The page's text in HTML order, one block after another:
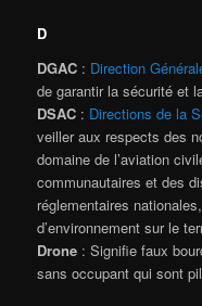
D
DGAC : Direction
de garantir la sécurité et
DSAC : Directions de la
veiller aux respects des
domaine de l’aviation
communautaires et des
réglementaires
d’environnement sur le
Drone : Signifie faux
sans occupant qui sont